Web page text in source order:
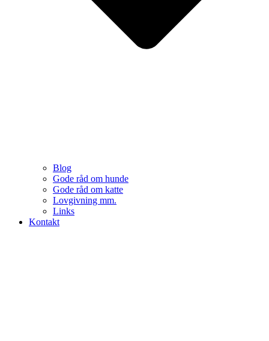
Blog
Gode råd om hunde
Gode råd om katte
Lovgivning mm.
Links
Kontakt